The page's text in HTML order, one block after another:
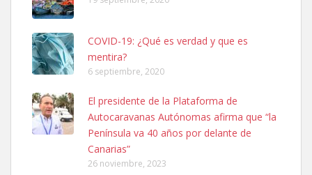
Ninfa perdida
El día 5 se los perdió una ninfa papillera, asustada tiene miedo a la
calle, se perdió por la zon...
Leales.org » Gran Canaria
6.7.2025
COVID-19: ¿Qué es verdad y que es
mentira?
6 septiembre, 2020
El presidente de la Plataforma de
Autocaravanas Autónomas afirma que “la
Península va 40 años por delante de
Canarias”
26 noviembre, 2023